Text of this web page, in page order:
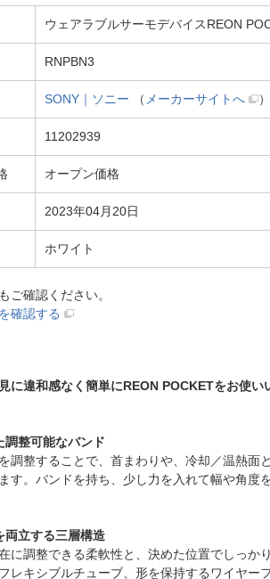
ウェアラブルサーモデバイスREON
RNPBN3
SONY｜ソニー （ メーカーサイトへ ）
11202939
オープン価格
2023年04月20日
ホワイト
ご確認ください。
確認する
に違和感なく簡単にREON POCKETをお使
調整可能なバンド
調整することで、首まわりや、冷却／温熱面
す。バンドを持ち、少し力を入れて幅や角度
両立する三層構造
に調整できる柔軟性と、決めた位置でしっか
レキシブルチューブ、形を保持するワイヤー